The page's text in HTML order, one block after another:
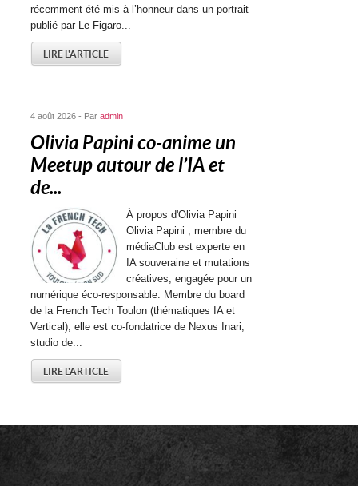
récemment été mis à l’honneur dans un portrait
publié par Le Figaro...
LIRE L'ARTICLE
4 août 2026 - Paradmin
Olivia Papini co-anime un
Meetup autour de l’IA et
de...
À propos d'Olivia Papini
Olivia Papini , membre du
médiaClub est experte en
IA souveraine et mutations
créatives, engagée pour un
numérique éco-responsable. Membre du board
de la French Tech Toulon (thématiques IA et
Vertical), elle est co-fondatrice de Nexus Inari,
studio de...
LIRE L'ARTICLE